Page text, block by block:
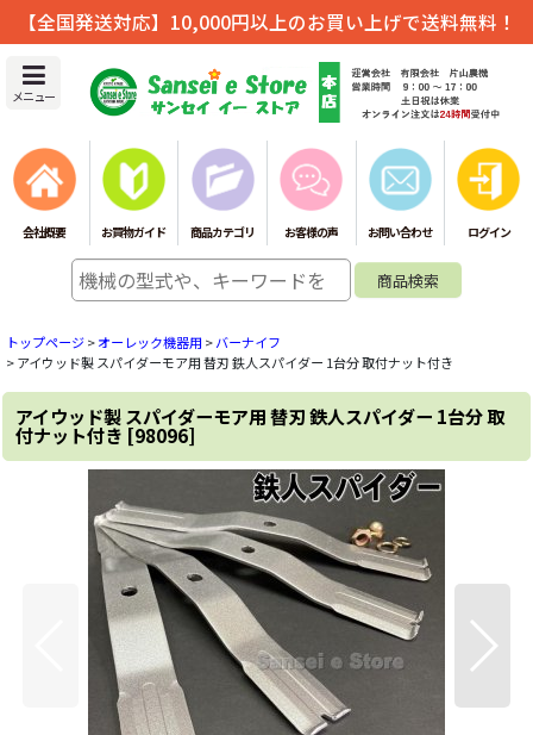
【全国発送対応】10,000円以上のお買い上げで送料無料！
メニュー
会社概要 お買物ガイド 商品カテゴリ お客様の声 お問い合わせ ログイン
トップページ>オーレック機器用 >バーナイフ
>アイウッド製 スパイダーモア用 替刃 鉄人スパイダー 1台分 取付ナット付き
アイウッド製 スパイダーモア用 替刃 鉄人スパイダー 1台分 取
付ナット付き [98096]